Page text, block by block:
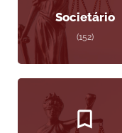
Societário
(152)